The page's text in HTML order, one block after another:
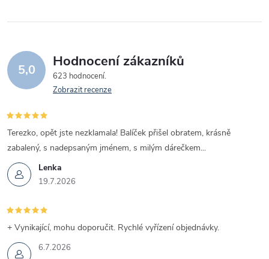
5,0 Hodnocení zákazníků
623 hodnocení
Zobrazit recenze
Lenka
19.7.2026
Terezko, opět jste nezklamala! Balíček přišel obratem, krásně
zabalený, s nadepsaným jménem, s milým dárečkem...
6.7.2026
+ Vynikající, mohu doporučit. Rychlé vyřízení objednávky.